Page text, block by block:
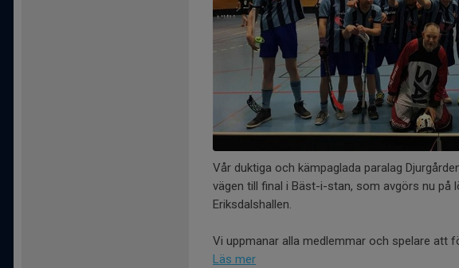
Vår duktiga och kämpaglada paralag
vägen till final i Bäst-i-stan, som avgörs nu på
Eriksdalshallen.
Vi uppmanar alla medlemmar och spelare att
Läs mer